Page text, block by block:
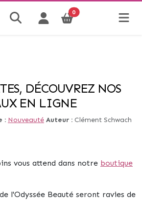
0
DÉCOUVREZ NOS
EN LIGNE
: Nouveauté Auteur : Clément Schwach
vous attend dans notre boutique
l'Odyssée Beauté seront ravies de